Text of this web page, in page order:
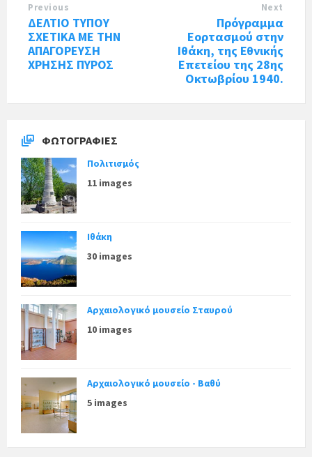
Previous
ΔΕΛΤΙΟ ΤΥΠΟΥ
ΣΧΕΤΙΚΑ ΜΕ ΤΗΝ
ΑΠΑΓΟΡΕΥΣΗ
ΧΡΗΣΗΣ ΠΥΡΟΣ
Next
Πρόγραμμα
Εορτασμού στην
Ιθάκη, της Εθνικής
Επετείου της 28ης
Οκτωβρίου 1940.
ΦΩΤΟΓΡΑΦΊΕΣ
Πολιτισμός
11 images
Ιθάκη
30 images
Αρχαιολογικό μουσείο Σταυρού
10 images
Αρχαιολογικό μουσείο - Βαθύ
5 images